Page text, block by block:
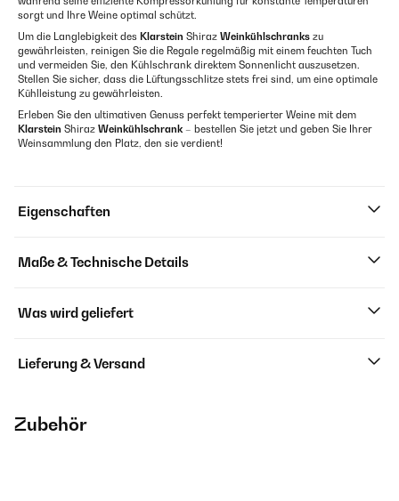
sorgt und Ihre Weine optimal schützt.
Um die Langlebigkeit des Klarstein Shiraz Weinkühlschranks zu
gewährleisten, reinigen Sie die Regale regelmäßig mit einem feuchten Tuch
und vermeiden Sie, den Kühlschrank direktem Sonnenlicht auszusetzen.
Stellen Sie sicher, dass die Lüftungsschlitze stets frei sind, um eine optimale
Kühlleistung zu gewährleisten.
Erleben Sie den ultimativen Genuss perfekt temperierter Weine mit dem
Klarstein Shiraz Weinkühlschrank– bestellen Sie jetzt und geben Sie Ihrer
Weinsammlung den Platz, den sie verdient!
Eigenschaften
Maße & Technische Details
Was wird geliefert
Lieferung & Versand
Zubehör